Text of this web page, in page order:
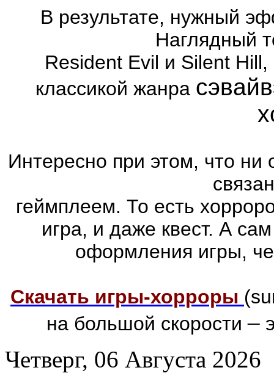
В результате, нужный
Наглядный
Resident Evil и Silent
классикой жанра
Интересно при этом, что ни
геймплеем. То есть
игра, и даже квест. А
оформления игры,
Скачать игры-хорроры
на большой скорости–
Четверг, 06 Августа 2026